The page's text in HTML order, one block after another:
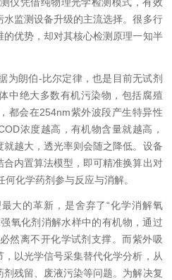
监测设备升级的主流选择。很多行
优势，却对其核心检测原理一知半
为朗伯-比尔定律，也是目前无试剂
中绝大多数有机污染物，包括腐殖
都会在254nm紫外波段产生特异性
浓度越高，有机物含量就越高，
越大，透光率则会随之降低。设备
内置算法模型，即可精准换算出对
化学药剂参与反应与消解。
大的革新，是舍弃了“化学消解氧
氧化剂消解水样中的有机物，通过
然离不开化学试剂支撑。而紫外吸
以光学信号采集替代化学分析，从
残留、废液污染等问题。为解决复